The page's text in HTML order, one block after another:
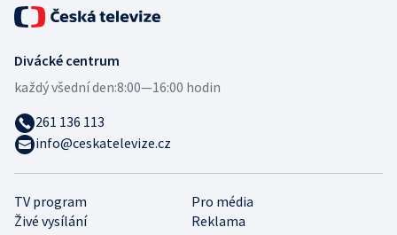
TV program
Pro média
Živé vysílání
Reklama
Divácké centrum
každý všední den:8:00—16:00 hodin
261 136 113
info@ceskatelevize.cz